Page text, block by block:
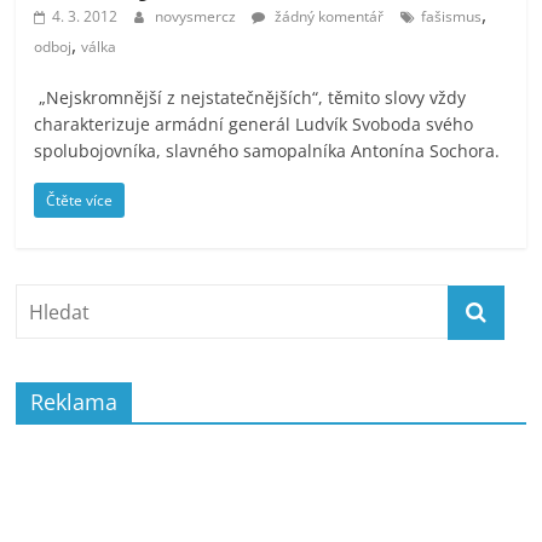
prospívá?
4. 3. 2012 novysmercz žádný komentář fašismus,
odboj,válka
„Nejskromnější z nejstatečnějších“, těmito slovy vždy
charakterizuje armádní generál Ludvík Svoboda svého
spolubojovníka, slavného samopalníka Antonína Sochora.
Čtěte více
Reklama